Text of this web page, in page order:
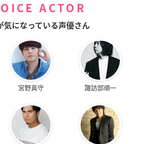
ACTOR
気になっている声優さん
宮野真守 諏訪部順一